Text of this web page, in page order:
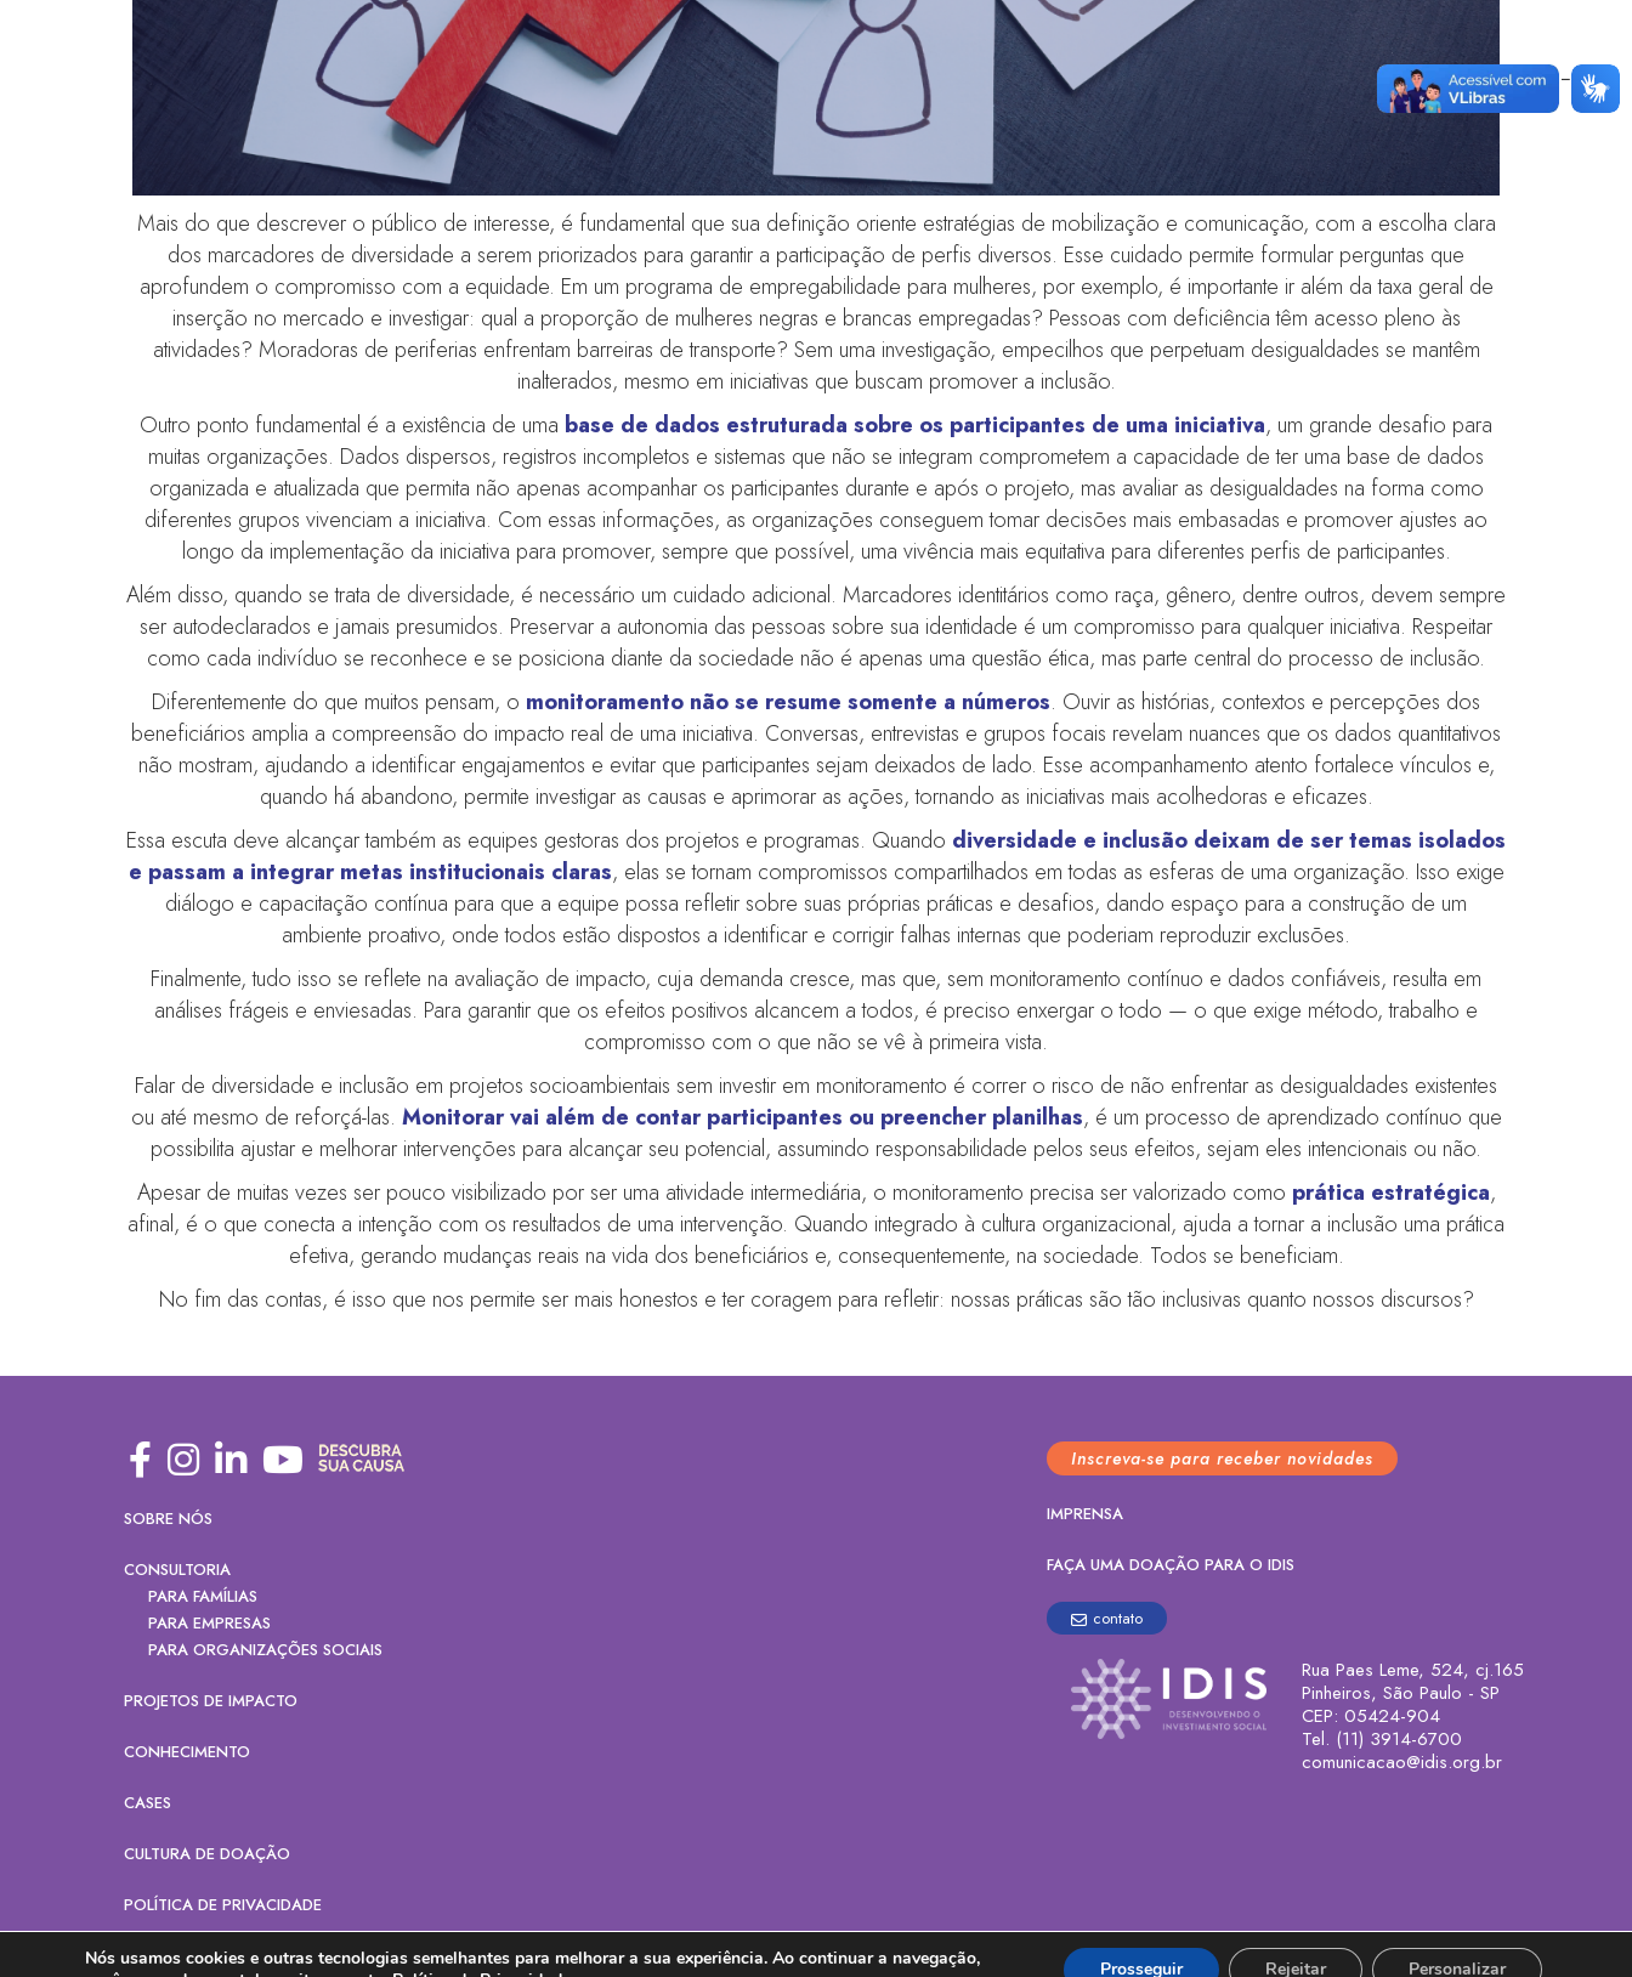
Mais do que descrever o público de interesse, é fundamental que sua definição oriente estratégias de mobilização e comunicação, com a escolha clara
dos marcadores de diversidade a serem priorizados para garantir a participação de perfis diversos. Esse cuidado permite formular perguntas que
aprofundem o compromisso com a equidade. Em um programa de empregabilidade para mulheres, por exemplo, é importante ir além da taxa geral de
inserção no mercado e investigar: qual a proporção de mulheres negras e brancas empregadas? Pessoas com deficiência têm acesso pleno às
atividades? Moradoras de periferias enfrentam barreiras de transporte? Sem uma investigação, empecilhos que perpetuam desigualdades se mantêm
inalterados, mesmo em iniciativas que buscam promover a inclusão.
Outro ponto fundamental é a existência de uma base de dados estruturada sobre os participantes de uma iniciativa, um grande desafio para
muitas organizações. Dados dispersos, registros incompletos e sistemas que não se integram comprometem a capacidade de ter uma base de dados
organizada e atualizada que permita não apenas acompanhar os participantes durante e após o projeto, mas avaliar as desigualdades na forma como
diferentes grupos vivenciam a iniciativa. Com essas informações, as organizações conseguem tomar decisões mais embasadas e promover ajustes ao
longo da implementação da iniciativa para promover, sempre que possível, uma vivência mais equitativa para diferentes perfis de participantes.
Além disso, quando se trata de diversidade, é necessário um cuidado adicional. Marcadores identitários como raça, gênero, dentre outros, devem sempre
ser autodeclarados e jamais presumidos. Preservar a autonomia das pessoas sobre sua identidade é um compromisso para qualquer iniciativa. Respeitar
como cada indivíduo se reconhece e se posiciona diante da sociedade não é apenas uma questão ética, mas parte central do processo de inclusão.
Diferentemente do que muitos pensam, o monitoramento não se resume somente a números. Ouvir as histórias, contextos e percepções dos
beneficiários amplia a compreensão do impacto real de uma iniciativa. Conversas, entrevistas e grupos focais revelam nuances que os dados quantitativos
não mostram, ajudando a identificar engajamentos e evitar que participantes sejam deixados de lado. Esse acompanhamento atento fortalece vínculos e,
quando há abandono, permite investigar as causas e aprimorar as ações, tornando as iniciativas mais acolhedoras e eficazes.
Essa escuta deve alcançar também as equipes gestoras dos projetos e programas. Quando diversidade e inclusão deixam de ser temas isolados
e passam a integrar metas institucionais claras, elas se tornam compromissos compartilhados em todas as esferas de uma organização. Isso exige
diálogo e capacitação contínua para que a equipe possa refletir sobre suas próprias práticas e desafios, dando espaço para a construção de um
ambiente proativo, onde todos estão dispostos a identificar e corrigir falhas internas que poderiam reproduzir exclusões.
Finalmente, tudo isso se reflete na avaliação de impacto, cuja demanda cresce, mas que, sem monitoramento contínuo e dados confiáveis, resulta em
análises frágeis e enviesadas. Para garantir que os efeitos positivos alcancem a todos, é preciso enxergar o todo — o que exige método, trabalho e
compromisso com o que não se vê à primeira vista.
Falar de diversidade e inclusão em projetos socioambientais sem investir em monitoramento é correr o risco de não enfrentar as desigualdades existentes
ou até mesmo de reforçá-las. Monitorar vai além de contar participantes ou preencher planilhas, é um processo de aprendizado contínuo que
possibilita ajustar e melhorar intervenções para alcançar seu potencial, assumindo responsabilidade pelos seus efeitos, sejam eles intencionais ou não.
Apesar de muitas vezes ser pouco visibilizado por ser uma atividade intermediária, o monitoramento precisa ser valorizado como prática estratégica,
afinal, é o que conecta a intenção com os resultados de uma intervenção. Quando integrado à cultura organizacional, ajuda a tornar a inclusão uma prática
efetiva, gerando mudanças reais na vida dos beneficiários e, consequentemente, na sociedade. Todos se beneficiam.
No fim das contas, é isso que nos permite ser mais honestos e ter coragem para refletir: nossas práticas são tão inclusivas quanto nossos discursos?
SOBRE NÓS
CONSULTORIA
PARA FAMÍLIAS
PARA EMPRESAS
PARA ORGANIZAÇÕES SOCIAIS
PROJETOS DE IMPACTO
CONHECIMENTO
CASES
CULTURA DE DOAÇÃO
POLÍTICA DE PRIVACIDADE
Inscreva-se para receber novidades
IMPRENSA
FAÇA UMA DOAÇÃO PARA O IDIS
contato
Rua Paes Leme, 524, cj.165
Pinheiros, São Paulo - SP
CEP: 05424-904
Tel. (11) 3914-6700
comunicacao@idis.org.br
Nós usamos cookies e outras tecnologias semelhantes para melhorar a sua experiência. Ao continuar a navegação,
Prosseguir Rejeitar Personalizar